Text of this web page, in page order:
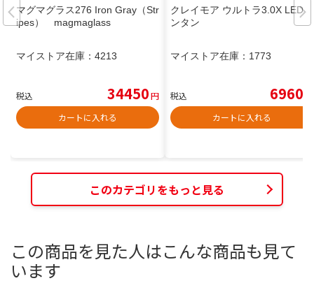
マグマグラス276 Iron Gray（Str
ipes） magmaglass
マイストア在庫： 4213
税込 34450円
カートに入れる
クレイモア ウルトラ3.0X LEDラ
ンタン
マイストア在庫： 1773
税込 6960
カートに入れる
このカテゴリをもっと見る
この商品を見た人はこんな商品も見て
います